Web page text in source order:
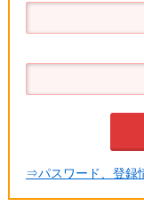
⇒パスワード、登録